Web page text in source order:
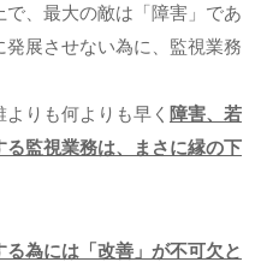
、最大の敵は「障害」であ
展させない為に、監視業務
りも何よりも早く 障害、若
る監視業務は、まさに縁の下
る為には「改善」が不可欠と